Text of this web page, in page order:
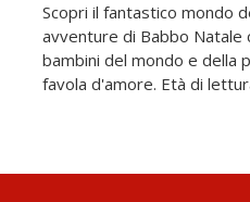
Scopri il fantastico mondo
avventure di Babbo
bambini del mondo e della
favola d'amore. Età di